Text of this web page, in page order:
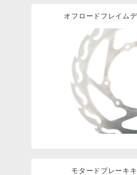
オフロードフレイム
モタードブレーキ